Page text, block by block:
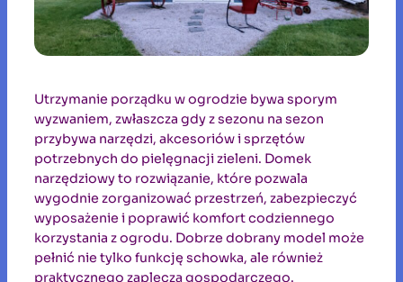
Utrzymanie porządku w ogrodzie bywa sporym
wyzwaniem, zwłaszcza gdy z sezonu na sezon
przybywa narzędzi, akcesoriów i sprzętów
potrzebnych do pielęgnacji zieleni. Domek
narzędziowy to rozwiązanie, które pozwala
wygodnie zorganizować przestrzeń, zabezpieczyć
wyposażenie i poprawić komfort codziennego
korzystania z ogrodu. Dobrze dobrany model może
pełnić nie tylko funkcję schowka, ale również
praktycznego zaplecza gospodarczego.